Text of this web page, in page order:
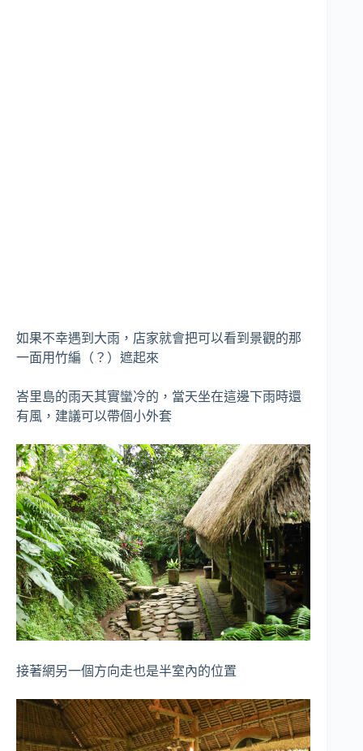
如果不幸遇到大雨，店家就會把可以看到景觀的那
一面用竹編（？）遮起來
峇里島的雨天其實蠻冷的，當天坐在這邊下雨時還
有風，建議可以帶個小外套
接著網另一個方向走也是半室內的位置